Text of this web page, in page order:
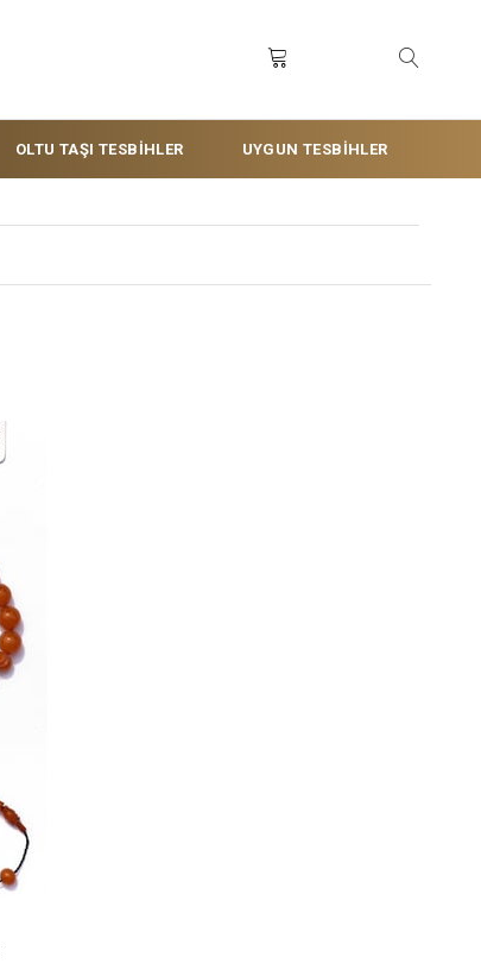
OLTU TAŞI TESBİHLER UYGUN TESBİHLER